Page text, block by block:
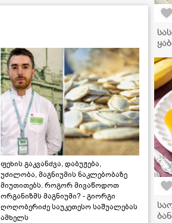
ფეხის გაკვანძვა, დაბუჟება,
უძილობა, მაგნიუმის ნაკლებობაზე
მიუთითებს. როგორ მივაწოდოთ
ორგანიზმს მაგნიუმი? - გიორგი
ღოღობერიძე საუკეთესო საშუალებას
ამხელს